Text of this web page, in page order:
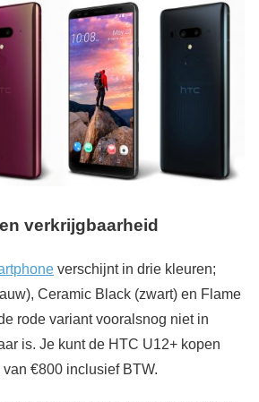
verkrijgbaarheid
verschijnt in drie kleuren;
Ceramic Black (zwart) en Flame
rode variant vooralsnog niet in
is. Je kunt de HTC U12+ kopen
€800 inclusief BTW.